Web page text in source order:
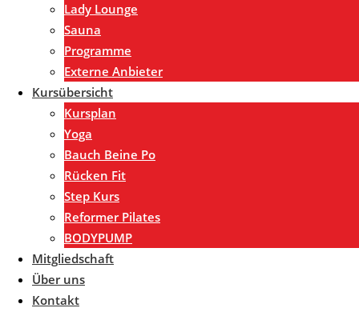
Lady Lounge
Sauna
Programme
Externe Anbieter
Kursübersicht
Kursplan
Yoga
Bauch Beine Po
Rücken Fit
Step Kurs
Reformer Pilates
BODYPUMP
Mitgliedschaft
Über uns
Kontakt